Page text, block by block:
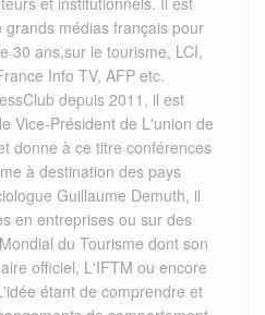
grands médias français pour
30 ans,sur le tourisme, LCI,
Info TV, AFP etc.
depuis 2011, il est
Vice-Président de L'union de
donne à ce titre conférences
à destination des pays
Guillaume Demuth, il
en entreprises ou sur des
du Tourisme dont son
officiel, L'IFTM ou encore
étant de comprendre et